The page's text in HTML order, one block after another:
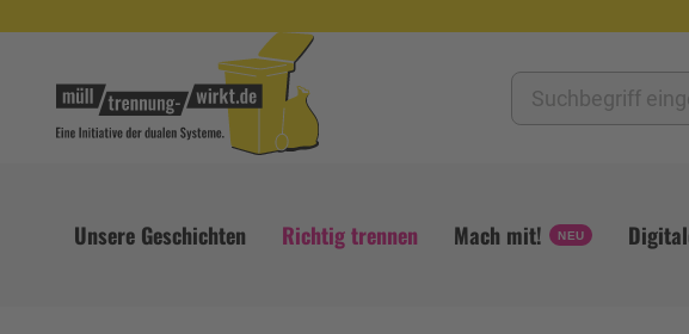
Unsere Geschichten Richtig trennen Mach mit!